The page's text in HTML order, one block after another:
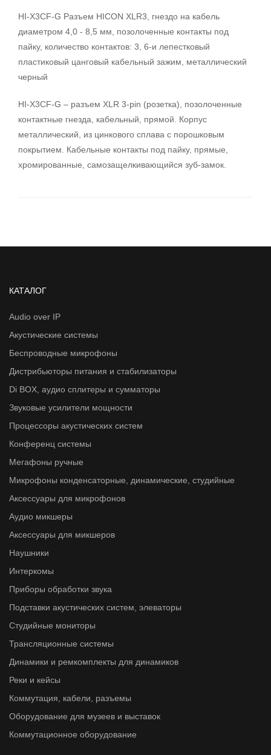
HI-X3CF-G Разъем HICON XLR3, гнездо на кабель
диаметром 4,0 - 8,5 мм, позолоченные контакты под
пайку, количество контактов: 3, 6-и лепестковый
пластиковый цанговый кабельный зажим, металлический
черный
HI-X3CF-G – разъем XLR 3-pin (розетка), позолоченные
контактные гнезда, кабельный, прямой. Корпус
металлический, из цинкового сплава с порошковым
покрытием. Кабельные контакты под пайку, прямые,
хромированные, самозащелкивающийся зуб-замок.
КАТАЛОГ
Audio over IP
Акустические системы
Беспроводные микрофоны
Дистрибьюторы питания и стабилизаторы
Di BOX, аудио сплитеры и сумматоры
Звуковые усилители мощности
Процессоры акустических систем
Конференц системы
Мегафоны ручные
Микрофоны конденсаторные, динамические, студийные
Аксессуары для микрофонов
Аудио микшеры
Аксессуары для микшеров
Наушники
Интеркомы
Приборы обработки звука
Подставки акустических систем, элеваторы
Студийные мониторы
Трансляционные системы
Динамики и ремкомплекты для динамиков
Реки и кейсы
Коммутация, кабели, разъемы
Оборудование для музеев и выставок
Коммутационное оборудование